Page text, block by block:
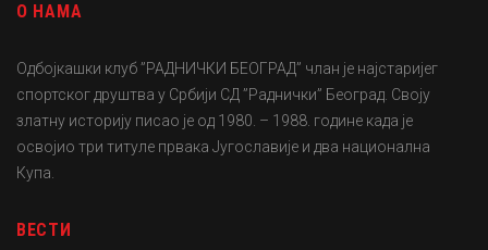
О НАМА
Одбојкашки клуб ”РАДНИЧКИ БЕОГРАД” члан је најстаријег
спортског друштва у Србији СД ”Раднички” Београд. Своју
златну историју писао је од 1980. – 1988. године када је
освојио три титуле првака Југославије и два национална
Купа.
ВЕСТИ